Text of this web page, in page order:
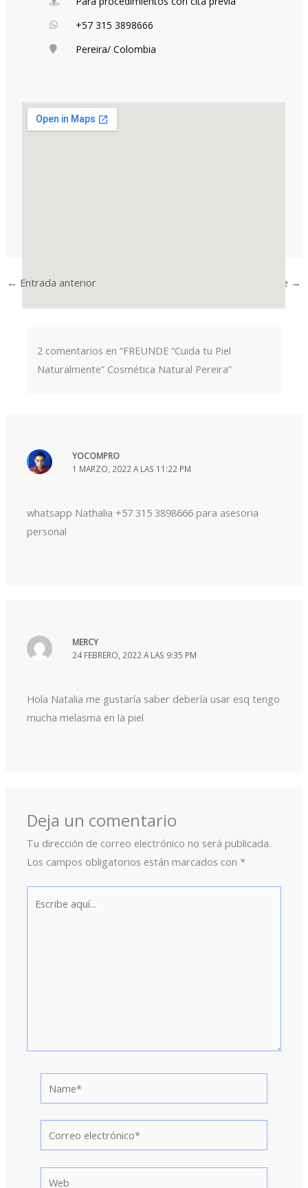
+57 315 3898666
Pereira/ Colombia
← Entrada anterior Entrada siguiente →
2 comentarios en “FREUNDE “Cuida tu Piel
Naturalmente” Cosmética Natural Pereira”
YOCOMPRO
1 MARZO, 2022 A LAS 11:22 PM
whatsapp Nathalia +57 315 3898666 para asesoria
personal
MERCY
24 FEBRERO, 2022 A LAS 9:35 PM
Hola Natalia me gustaría saber debería usar esq tengo
mucha melasma en la piel
Deja un comentario
Tu dirección de correo electrónico no será publicada.
Los campos obligatorios están marcados con*
electrónico*